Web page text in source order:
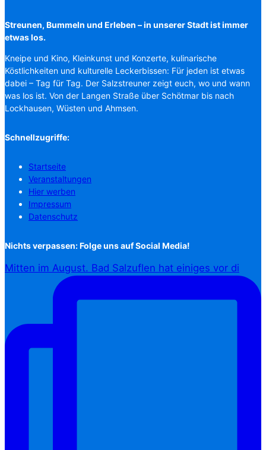
Streunen, Bummeln und Erleben – in unserer Stadt ist immer
etwas los.
Kneipe und Kino, Kleinkunst und Konzerte, kulinarische
Köstlichkeiten und kulturelle Leckerbissen: Für jeden ist etwas
dabei – Tag für Tag. Der Salzstreuner zeigt euch, wo und wann
was los ist. Von der Langen Straße über Schötmar bis nach
Lockhausen, Wüsten und Ahmsen.
Schnellzugriffe:
Startseite
Veranstaltungen
Hier werben
Impressum
Datenschutz
Nichts verpassen: Folge uns auf Social Media!
Mitten im August. Bad Salzuflen hat einiges vor di